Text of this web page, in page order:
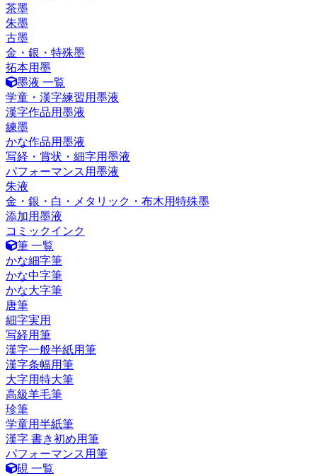
茶墨
朱墨
古墨
金・銀・特殊墨
拓本用墨
墨液 一覧
学童・漢字練習用墨液
漢字作品用墨液
練墨
かな作品用墨液
写経・賞状・細字用墨液
パフォーマンス用墨液
朱液
金・銀・白・メタリック・布木用特殊墨
添加用墨液
コミックインク
筆 一覧
かな細字筆
かな中字筆
かな大字筆
唐筆
細字実用
写経用筆
漢字一般半紙用筆
漢字条幅用筆
大字用特大筆
高級羊毛筆
珍筆
学童用半紙筆
漢字 書き初め用筆
パフォーマンス用筆
硯 一覧